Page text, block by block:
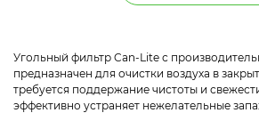
Угольный фильтр Can-Lite с
предназначен для очистки воздуха в
требуется поддержание чистоты и
эффективно устраняет нежелательные